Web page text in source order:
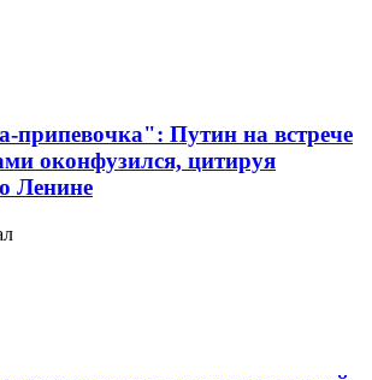
припевочка": Путин на встрече
оконфузился, цитируя
Ленине